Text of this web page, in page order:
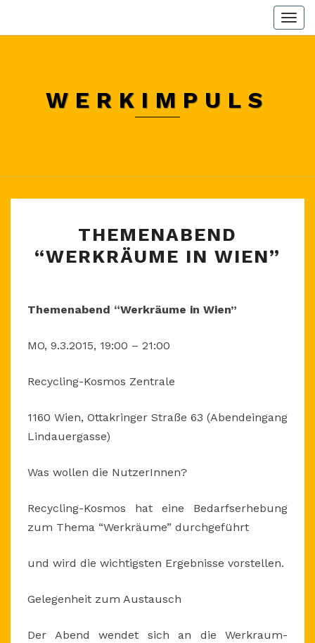
WERKIMPULS
“WERKRÄUME
IN
THEMENABEND
“WERKRÄUME IN WIEN”
Themenabend “Werkräume in Wien”
MO, 9.3.2015, 19:00 – 21:00
Recycling-Kosmos Zentrale
1160 Wien, Ottakringer Straße 63 (Abendeingang
Lindauergasse)
Was wollen die NutzerInnen?
Recycling-Kosmos hat eine Bedarfserhebung
zum Thema “Werkräume” durchgeführt
und wird die wichtigsten Ergebnisse vorstellen.
Gelegenheit zum Austausch
Der Abend wendet sich an die Werkraum-